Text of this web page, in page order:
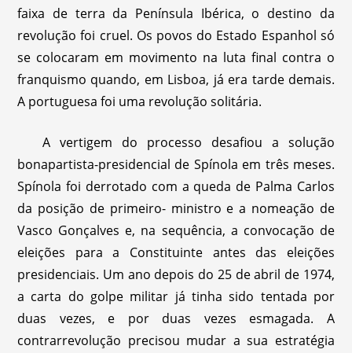
faixa de terra da Península Ibérica, o destino da
revolução foi cruel. Os povos do Estado Espanhol só
se colocaram em movimento na luta final contra o
franquismo quando, em Lisboa, já era tarde demais.
A portuguesa foi uma revolução solitária.
A vertigem do processo desafiou a solução
bonapartista-presidencial de Spínola em três meses.
Spínola foi derrotado com a queda de Palma Carlos
da posição de primeiro- ministro e a nomeação de
Vasco Gonçalves e, na sequência, a convocação de
eleições para a Constituinte antes das eleições
presidenciais. Um ano depois do 25 de abril de 1974,
a carta do golpe militar já tinha sido tentada por
duas vezes, e por duas vezes esmagada. A
contrarrevolução precisou mudar a sua estratégia